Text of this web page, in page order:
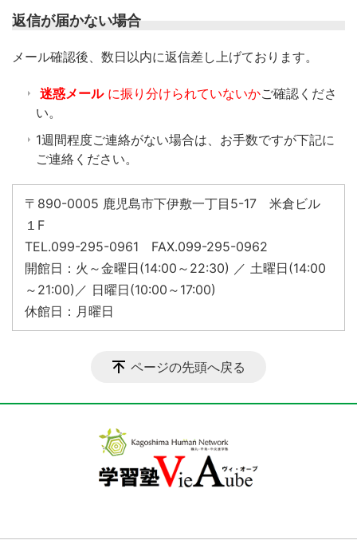
返信が届かない場合
​メール確認後、数日以内に返信差し上げております。
迷惑メール に振り分けられていないかご確認くださ
い。
1週間程度ご連絡がない場合は、お手数ですが下記に
ご連絡ください。
〒890-0005 鹿児島市下伊敷一丁目5-17 米倉ビル
１F
TEL.099-295-0961 FAX.099-295-0962
開館日：火～金曜日(14:00～22:30) ／ 土曜日(14:00
～21:00)／ 日曜日(10:00～17:00)
休館日：月曜日
ページの先頭へ戻る